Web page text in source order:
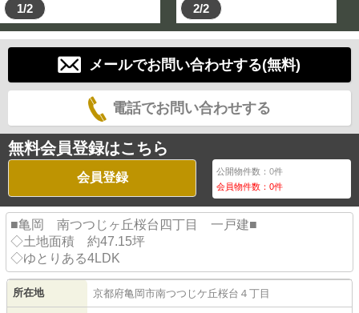
1/2 2/2
メールでお問い合わせする(無料)
電話でお問い合わせする
無料会員登録はこちら
会員登録 公開物件数：0件
会員物件数：0件
■亀岡 南つつじヶ丘桜台四丁目 一戸建■
◇土地面積 約47.15坪
◇ゆとりある4LDK
所在地 京都府亀岡市南つつじケ丘桜台 ４丁目